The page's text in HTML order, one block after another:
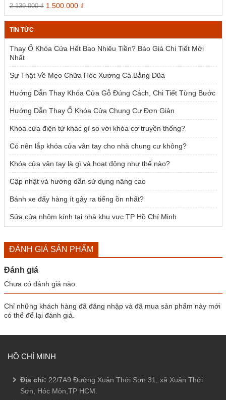
2.139.000₫ Giá
gốc
là:
1.500.000 ₫Giá
hiện
tại
1.500.000 ₫.
TIN TỨC
Thay Ổ Khóa Cửa Hết Bao Nhiêu Tiền? Báo Giá Chi Tiết Mới
Nhất
Sự Thật Về Mẹo Chữa Hóc Xương Cá Bằng Đũa
Hướng Dẫn Thay Khóa Cửa Gỗ Đúng Cách, Chi Tiết Từng Bước
Hướng Dẫn Thay Ổ Khóa Cửa Chung Cư Đơn Giản
Khóa cửa điện tử khác gì so với khóa cơ truyền thống?
Có nên lắp khóa cửa vân tay cho nhà chung cư không?
Khóa cửa vân tay là gì và hoạt động như thế nào?
Cập nhật và hướng dẫn sử dụng nâng cao
Bánh xe đẩy hàng ít gây ra tiếng ồn nhất?
Sửa cửa nhôm kính tại nhà khu vực TP Hồ Chí Minh
ĐÁNH GIÁ SẢN PHẨM
Đánh giá
Chưa có đánh giá nào.
Chỉ những khách hàng đã đăng nhập và đã mua sản phẩm này mới
có thể để lại đánh giá.
HỒ CHÍ MINH
Địa chỉ: 22/7A9 Đường Xuân Thới Sơn 31, xã Xuân Thới
Sơn, Hóc Môn,TP HCM.